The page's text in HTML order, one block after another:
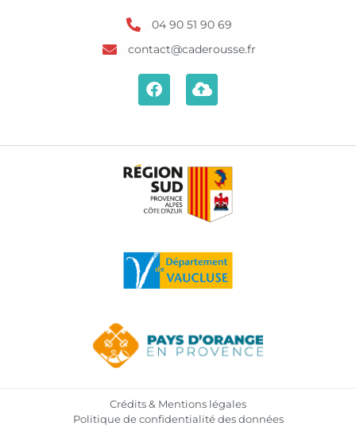
04 90 51 90 69
contact@caderousse.fr
Crédits & Mentions légales
Politique de confidentialité des données